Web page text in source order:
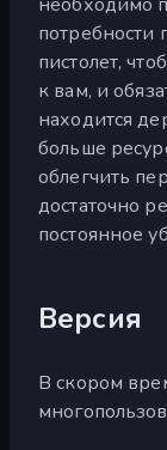
потребности
пистолет,
к вам, и
находится
больше
облегчить
достаточно
постоянное
Версия
В скором